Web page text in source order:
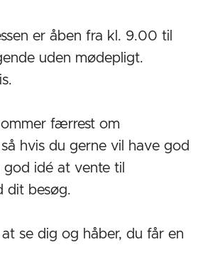
er åben fra kl. 9.00 til
uden mødepligt.
færrest om
hvis du gerne vil have god
idé at vente til
dit besøg.
se dig og håber, du får en